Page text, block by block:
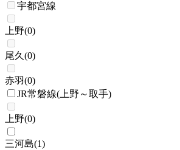
宇都宮線
上野(0)
尾久 (0)
赤羽(0)
JR常磐線(上野～取手)
上野(0)
三河島(1)